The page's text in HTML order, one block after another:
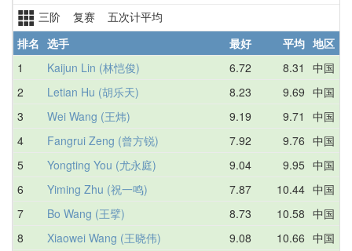
三阶 复赛 五次计平均
排名 选手 最好 平均 地区
1
Kaijun Lin (林恺俊) 6.72 8.31 中国
2 Letian Hu (胡乐天) 8.23 9.69 中国
3 Wei Wang (王炜) 9.19 9.71 中国
4 Fangrui Zeng (曾方锐) 7.92 9.76 中国
5 Yongting You (尤永庭) 9.04 9.95 中国
6 Yiming Zhu (祝一鸣) 7.87 10.44 中国
7 Bo Wang (王擘) 8.73 10.58 中国
8 Xiaowei Wang (王晓伟) 9.08 10.66 中国